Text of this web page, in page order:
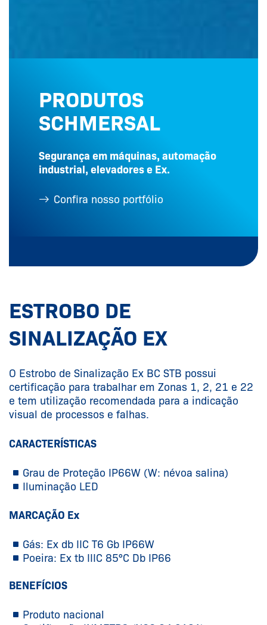
PRODUTOS
SCHMERSAL
Segurança em máquinas, automação
industrial, elevadores e Ex.
Confira nosso portfólio
ESTROBO DE
SINALIZAÇÃO EX
O Estrobo de Sinalização Ex BC STB possui
certificação para trabalhar em Zonas 1, 2, 21 e 22
e tem utilização recomendada para a indicação
visual de processos e falhas.
CARACTERÍSTICAS
Grau de Proteção IP66W (W: névoa salina)
Iluminação LED
MARCAÇÃO Ex
Gás: Ex db IIC T6 Gb IP66W
Poeira: Ex tb IIIC 85°C Db IP66
BENEFÍCIOS
Produto nacional